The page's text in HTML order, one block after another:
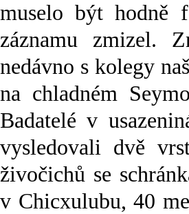
muselo být
záznamu zmizel.
nedávno s kolegy
na chladném
Badatelé v
vysledovali dvě
živočichů se
v Chicxulubu, 40